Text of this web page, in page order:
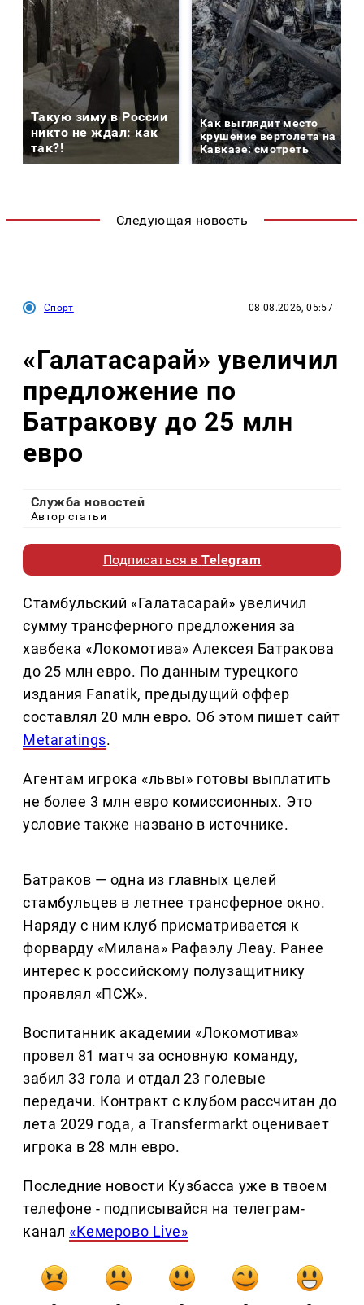
Такую зиму в России
никто не ждал: как
так?!
Как выглядит место
крушение вертолета на
Кавказе: смотреть
Следующая новость
Спорт 08.08.2026, 05:57
«Галатасарай» увеличил
предложение по
Батракову до 25 млн
евро
Служба новостей
Автор статьи
Подписаться вTelegram
Стамбульский «Галатасарай» увеличил
сумму трансферного предложения за
хавбека «Локомотива» Алексея Батракова
до 25 млн евро. По данным турецкого
издания Fanatik, предыдущий оффер
составлял 20 млн евро. Об этом пишет сайт
Metaratings.
Агентам игрока «львы» готовы выплатить
не более 3 млн евро комиссионных. Это
условие также названо в источнике.
Батраков — одна из главных целей
стамбульцев в летнее трансферное окно.
Наряду с ним клуб присматривается к
форварду «Милана» Рафаэлу Леау. Ранее
интерес к российскому полузащитнику
проявлял «ПСЖ».
Воспитанник академии «Локомотива»
провел 81 матч за основную команду,
забил 33 гола и отдал 23 голевые
передачи. Контракт с клубом рассчитан до
лета 2029 года, а Transfermarkt оценивает
игрока в 28 млн евро.
Последние новости Кузбасса уже в твоем
телефоне - подписывайся на телеграм-
канал «Кемерово Live»